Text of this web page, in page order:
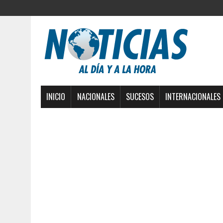
INICIO NACIONALES SUCESOS INTERNACIONALES